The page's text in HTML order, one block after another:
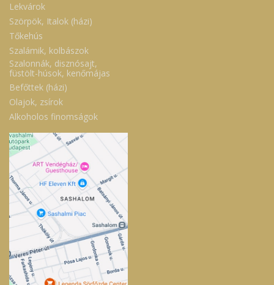
Lekvárok
Szörpök, Italok (házi)
Tőkehús
Szalámik, kolbászok
Szalonnák, disznósajt,
füstölt-húsok, kenőmájas
Befőttek (házi)
Olajok, zsírok
Alkoholos finomságok